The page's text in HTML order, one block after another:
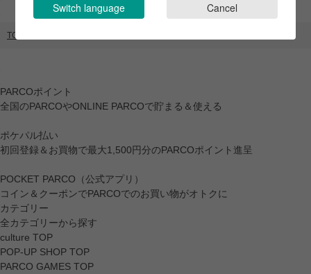
TOP
PARCOポイント
全国のPARCOやONLINE PARCOで貯まる＆使える
ポケパル払い
初回登録＆お買物で最大1,500円分のPARCOポイント進呈
POCKET PARCO（公式アプリ）
コイン＆クーポンでPARCOでのお買い物がオトクに
カテゴリー
全カテゴリーから探す
culture TOP
POP-UP SHOP TOP
PARCO GAMES TOP
Switch language Cancel